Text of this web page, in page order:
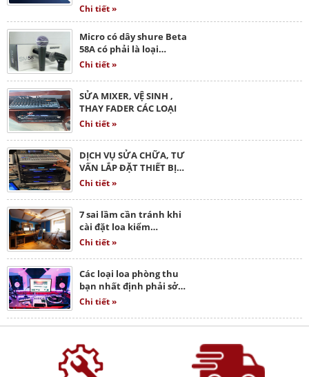
Chi tiết »
Micro có dây shure Beta
58A có phải là loại…
Chi tiết »
SỬA MIXER, VỆ SINH ,
THAY FADER CÁC LOẠI
Chi tiết »
DỊCH VỤ SỬA CHỮA, TƯ
VẤN LẮP ĐẶT THIẾT BỊ…
Chi tiết »
7 sai lầm cần tránh khi
cài đặt loa kiểm…
Chi tiết »
Các loại loa phòng thu
bạn nhất định phải sở…
Chi tiết »